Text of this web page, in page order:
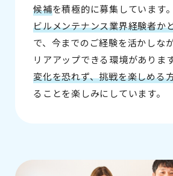
候補を積極的に募集しています。
ビルメンテナンス業界経験者か
で、今までのご経験を活かしな
リアアップできる環境があります
変化を恐れず、挑戦を楽しめる
ることを楽しみにしています。